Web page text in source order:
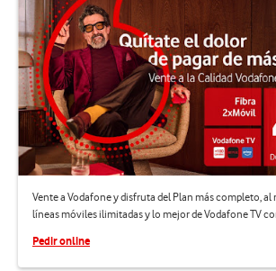
Vente a Vodafone y disfruta del Plan más completo, al
líneas móviles ilimitadas y lo mejor de Vodafone TV
Pedir online